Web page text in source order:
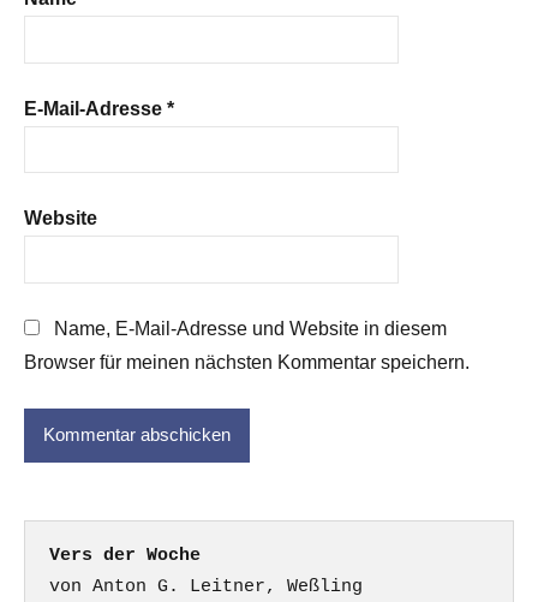
E-Mail-Adresse *
Website
Name, E-Mail-Adresse und Website in diesem
Browser für meinen nächsten Kommentar speichern.
Vers der Woche